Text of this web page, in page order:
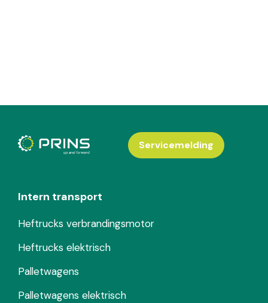
Intern transport
Heftrucks verbrandingsmotor
Heftrucks elektrisch
Palletwagens
Palletwagens elektrisch
Servicemelding